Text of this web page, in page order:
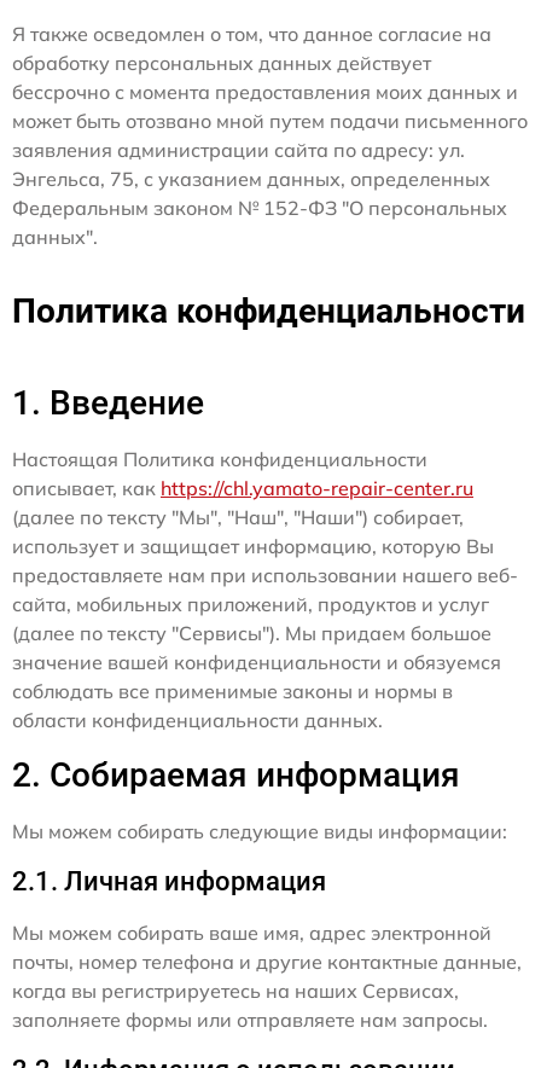
Я также осведомлен о том, что данное согласие на
обработку персональных данных действует
бессрочно с момента предоставления моих данных и
может быть отозвано мной путем подачи письменного
заявления администрации сайта по адресу: ул.
Энгельса, 75, с указанием данных, определенных
Федеральным законом № 152-ФЗ "О персональных
данных".
Политика конфиденциальности
1. Введение
Настоящая Политика конфиденциальности
описывает, как https://chl.yamato-repair-center.ru
(далее по тексту "Мы", "Наш", "Наши") собирает,
использует и защищает информацию, которую Вы
предоставляете нам при использовании нашего веб-
сайта, мобильных приложений, продуктов и услуг
(далее по тексту "Сервисы"). Мы придаем большое
значение вашей конфиденциальности и обязуемся
соблюдать все применимые законы и нормы в
области конфиденциальности данных.
2. Собираемая информация
Мы можем собирать следующие виды информации:
2.1. Личная информация
Мы можем собирать ваше имя, адрес электронной
почты, номер телефона и другие контактные данные,
когда вы регистрируетесь на наших Сервисах,
заполняете формы или отправляете нам запросы.